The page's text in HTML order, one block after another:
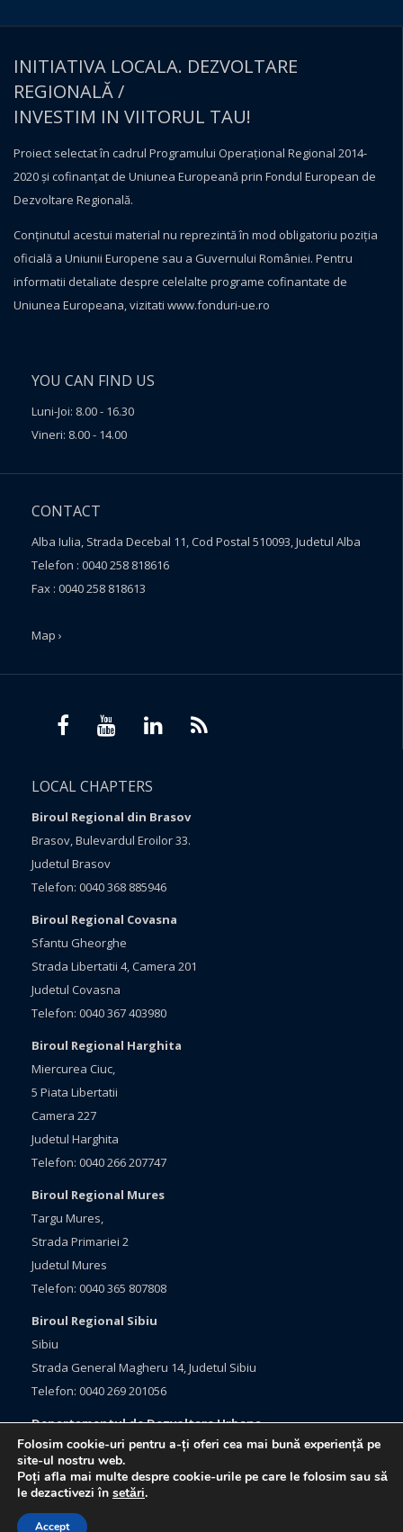
INITIATIVA LOCALA. DEZVOLTARE
REGIONALĂ /
INVESTIM IN VIITORUL TAU!
Proiect selectat în cadrul Programului Operațional Regional 2014-
2020 și cofinanțat de Uniunea Europeană prin Fondul European de
Dezvoltare Regională.
Conţinutul acestui material nu reprezintă în mod obligatoriu poziţia
oficială a Uniunii Europene sau a Guvernului României. Pentru
informatii detaliate despre celelalte programe cofinantate de
Uniunea Europeana, vizitati www.fonduri-ue.ro
YOU CAN FIND US
Luni-Joi: 8.00 - 16.30
Vineri: 8.00 - 14.00
CONTACT
Alba Iulia, Strada Decebal 11, Cod Postal 510093, Judetul Alba
Telefon : 0040 258 818616
Fax : 0040 258 818613
Map ›
LOCAL CHAPTERS
Biroul Regional din Brasov
Brasov, Bulevardul Eroilor 33.
Judetul Brasov
Telefon: 0040 368 885946
Biroul Regional Covasna
Sfantu Gheorghe
Strada Libertatii 4, Camera 201
Judetul Covasna
Telefon: 0040 367 403980
Biroul Regional Harghita
Miercurea Ciuc,
5 Piata Libertatii
Camera 227
Judetul Harghita
Telefon: 0040 266 207747
Biroul Regional Mures
Targu Mures,
Strada Primariei 2
Judetul Mures
Telefon: 0040 365 807808
Biroul Regional Sibiu
Sibiu
Strada General Magheru 14, Judetul Sibiu
Telefon: 0040 269 201056
Departamentul de Dezvoltare Urbana
Brasov, Bulevardul Eroilor 33
Judetul Brasov
Telefon: 0040 368 415760
Folosim cookie-uri pentru a-ți oferi cea mai bună experiență pe
site-ul nostru web.
Poți afla mai multe despre cookie-urile pe care le folosim sau să
le dezactivezi în setări.
Accept